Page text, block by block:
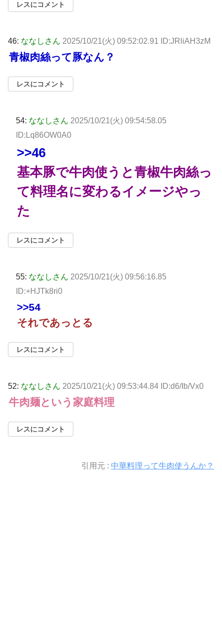
レスにコメント
46: ななしさん 2025/10/21(火) 09:52:02.91 ID:JRliAH3zM
青椒肉絲って豚なん？
レスにコメント
54: ななしさん 2025/10/21(火) 09:54:58.05
ID:Lq86OW0A0
>>46
基本豚で牛肉使うと青椒牛肉絲っ
て料理名に変わるイメージやっ
た
レスにコメント
55: ななしさん 2025/10/21(火) 09:56:16.85
ID:+HJTk8ri0
>>54
それであっとる
レスにコメント
52: ななしさん 2025/10/21(火) 09:53:44.84 ID:d6/Ib/Vx0
牛肉麺という家庭料理
レスにコメント
引用元 : 中華料理って牛肉使うんか？